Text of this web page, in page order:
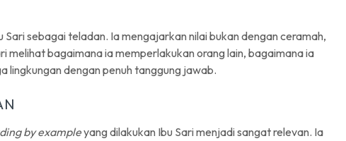
sebagai teladan. Ia mengajarkan nilai bukan dengan ceramah,
bagaimana ia memperlakukan orang lain, bagaimana ia
lingkungan dengan penuh tanggung jawab.
by exampleyang dilakukan Ibu Sari menjadi sangat relevan. Ia